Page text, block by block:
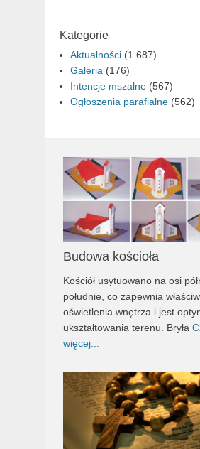
Kategorie
Aktualności (1 687)
Galeria (176)
Intencje mszalne (567)
Ogłoszenia parafialne (562)
Budowa kościoła
Kościół usytuowano na osi
południe, co zapewnia
oświetlenia wnętrza i jest
ukształtowania terenu. Bryła
więcej...